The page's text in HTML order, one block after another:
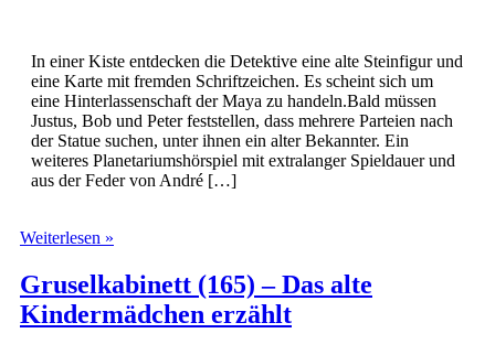
In einer Kiste entdecken die Detektive eine alte Steinfigur und
eine Karte mit fremden Schriftzeichen. Es scheint sich um
eine Hinterlassenschaft der Maya zu handeln.Bald müssen
Justus, Bob und Peter feststellen, dass mehrere Parteien nach
der Statue suchen, unter ihnen ein alter Bekannter. Ein
weiteres Planetariumshörspiel mit extralanger Spieldauer und
aus der Feder von André […]
Weiterlesen »
???
und
das
Gruselkabinett (165) – Das alte
Kindermädchen erzählt